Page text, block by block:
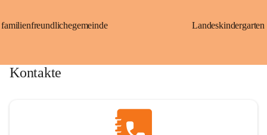
familienfreundlichegemeinde
Kontakte